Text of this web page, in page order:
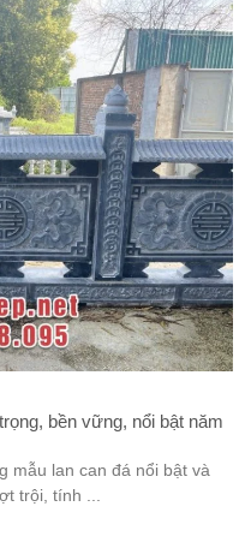
bền vững, nổi bật năm
mẫu lan can đá nổi bật và
trội, tính ...